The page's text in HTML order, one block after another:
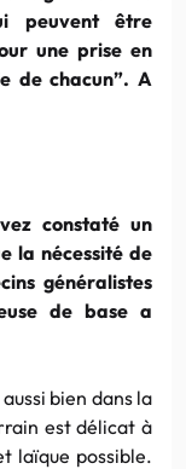
peuvent être
une prise en
de chacun”. A
constaté un
la nécessité de
généralistes
de base a
bien dans la
est délicat à
laïque possible.